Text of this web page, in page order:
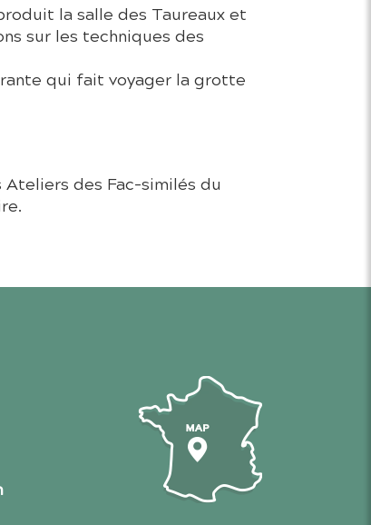
la salle des Taureaux et
sur les techniques des
qui fait voyager la grotte
des Fac-similés du